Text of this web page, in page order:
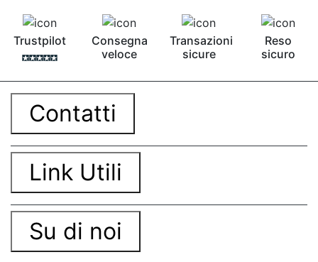
Trustpilot
Consegna
veloce
Transazioni
sicure
Reso
sicuro
Contatti
Link Utili
Su di noi